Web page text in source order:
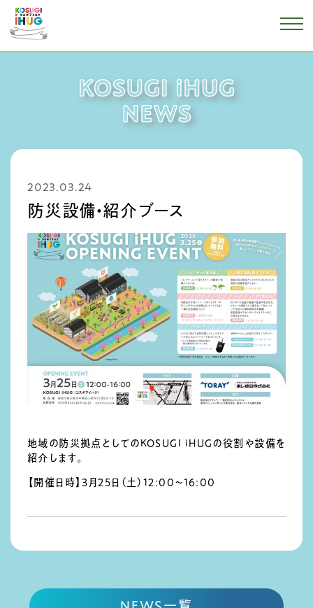
2023.03.24
防災設備・紹介ブース
地域の防災拠点としてのKOSUGI iHUGの役割や設備を
紹介します。
【開催日時】3月25日（土）12:00〜16:00